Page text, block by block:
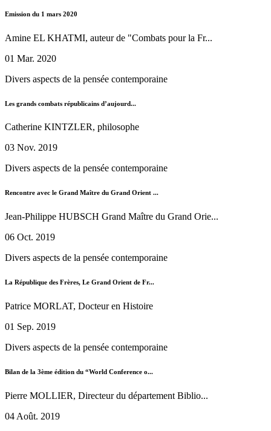
Emission du 1 mars 2020
Amine EL KHATMI, auteur de "Combats pour la Fr...
01 Mar. 2020
Divers aspects de la pensée contemporaine
Les grands combats républicains d’aujourd...
Catherine KINTZLER, philosophe
03 Nov. 2019
Divers aspects de la pensée contemporaine
Rencontre avec le Grand Maître du Grand Orient ...
Jean-Philippe HUBSCH Grand Maître du Grand Orie...
06 Oct. 2019
Divers aspects de la pensée contemporaine
La République des Frères, Le Grand Orient de Fr...
Patrice MORLAT, Docteur en Histoire
01 Sep. 2019
Divers aspects de la pensée contemporaine
Bilan de la 3ème édition du “World Conference o...
Pierre MOLLIER, Directeur du département Biblio...
04 Août. 2019